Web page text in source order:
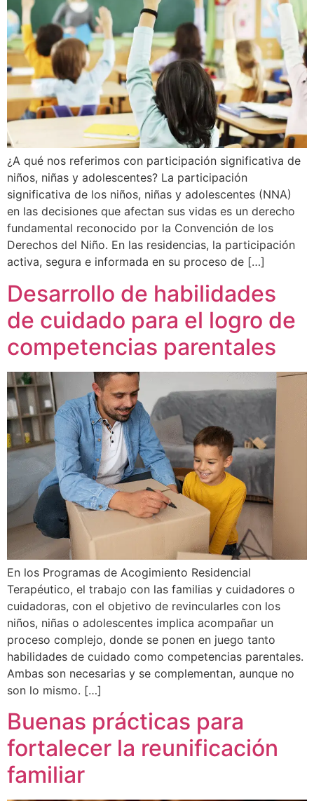
¿A qué nos referimos con participación significativa de
niños, niñas y adolescentes? La participación
significativa de los niños, niñas y adolescentes (NNA)
en las decisiones que afectan sus vidas es un derecho
fundamental reconocido por la Convención de los
Derechos del Niño. En las residencias, la participación
activa, segura e informada en su proceso de […]
Desarrollo de habilidades
de cuidado para el logro de
competencias parentales
En los Programas de Acogimiento Residencial
Terapéutico, el trabajo con las familias y cuidadores o
cuidadoras, con el objetivo de revincularles con los
niños, niñas o adolescentes implica acompañar un
proceso complejo, donde se ponen en juego tanto
habilidades de cuidado como competencias parentales.
Ambas son necesarias y se complementan, aunque no
son lo mismo. […]
Buenas prácticas para
fortalecer la reunificación
familiar